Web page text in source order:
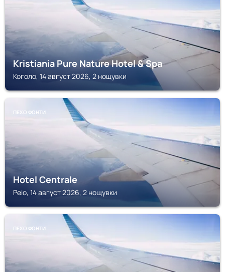
Kristiania Pure Nature Hotel & Spa
Коголо, 14 август 2026, 2 нощувки
ПЕХО ФОНТИ
Hotel Centrale
Peio, 14 август 2026, 2 нощувки
ПЕХО ФОНТИ